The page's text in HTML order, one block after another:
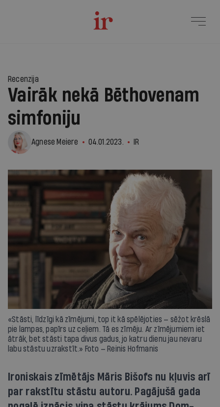
Recenzija
Vairāk nekā Bēthovenam
simfoniju
Agnese Meiere 04.01.2023. IR
«Stāsti, līdzīgi kā zīmējumi, top it kā spēlējoties — sēžot krēslā
pie lampas, papīrs uz ceļiem. Tā es zīmēju. Ar zīmējumiem iet
ātrāk, bet stāsti tapa divus gadus, jo katru dienu jau nevaru
labu stāstu uzrakstīt.» Foto — Reinis Hofmanis
Ironiskais zīmētājs Māris Bišofs nu kļuvis arī
par rakstītu stāstu autoru. Pagājušā gada